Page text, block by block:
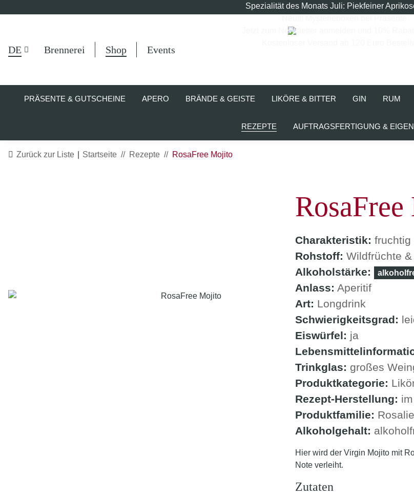
Spezialität des Monats Juli: Piekfeiner
Jetzt zum Newsletter anmelden und 10%
DE Brennerei Shop Events
PRÄSENTE & GUTSCHEINE APERO BRÄNDE & GEISTE LIKÖRE & BITTER GIN RUM
REZEPTE AUFTRAGSFERTIGUNG &
Zurück zur Liste Startseite Rezepte RosaFree Mojito
Charakteristik: fruchtig
Rohstoff: Wildfrüchte
Alkoholstärke:
Anlass: Aperitif
Art: Longdrink
Schwierigkeitsgrad:
Eiswürfel: ja
Trinkglas: großes
Produktkategorie:
Rezept-Herstellung:
Produktfamilie: Rosalie
Alkoholgehalt:
Hier wird der Virgin Mojito mit
Note verleiht.
Zutaten